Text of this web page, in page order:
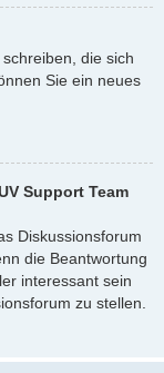
die sich
Sie ein neues
Support Team
Diskussionsforum
die Beantwortung
interessant sein
zu stellen.